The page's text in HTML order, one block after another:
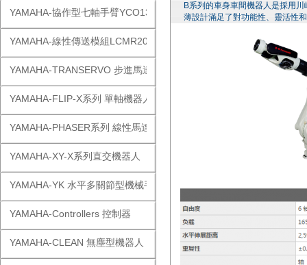
YAMAHA-協作型七軸手臂YCO1300
YAMAHA-線性傳送模組LCMR200
YAMAHA-TRANSERVO 步進馬達單軸
YAMAHA-FLIP-X系列 單軸機器人
YAMAHA-PHASER系列 線性馬達
YAMAHA-XY-X系列直交機器人
YAMAHA-YK 水平多關節型機械手
YAMAHA-Controllers 控制器
YAMAHA-CLEAN 無塵型機器人
B系列的車身車間機器人是採用
薄設計滿足了對功能性、靈活性